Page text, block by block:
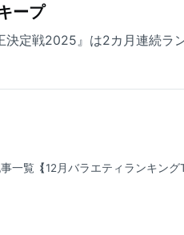
ープ
決定戦2025』は2カ月連続ラ
一覧 【12月バラエティランキン